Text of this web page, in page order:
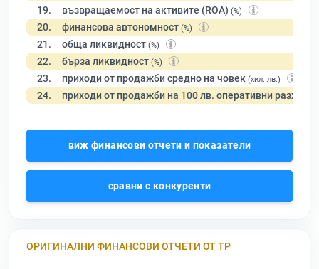
19. възвращаемост на активите (ROA) (%)
20. финансова автономност (%)
21. обща ликвидност (%)
22. бърза ликвидност (%)
23. приходи от продажби средно на човек (хил. лв.)
24. приходи от продажби на 100 лв. оперативни разходи
виж финансови отчети и показатели
сравни с конкуренти
ОРИГИНАЛНИ ФИНАНСОВИ ОТЧЕТИ ОТ ТР